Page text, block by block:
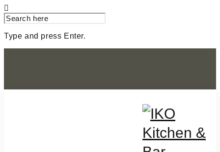
SEARCH
FOR:
Type and press Enter.